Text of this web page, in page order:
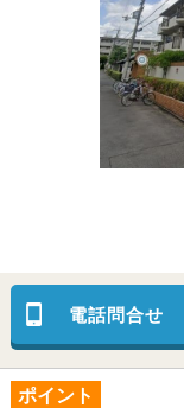
電話問合せ
ポイント